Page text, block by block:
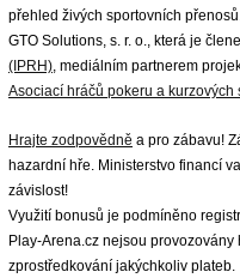
přehled živých sportovních
GTO Solutions, s. r. o., která je
(IPRH), mediálním partnerem
Asociací hráčů pokeru a kurzových
Hrajte zodpovědně a pro zábavu!
hazardní hře. Ministerstvo financí
závislost!
Využití bonusů je podmíněno
Play-Arena.cz nejsou
zprostředkování jakýchkoliv plateb.